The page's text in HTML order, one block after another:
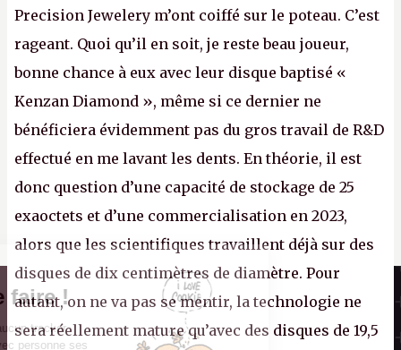
Precision Jewelery m’ont coiffé sur le poteau. C’est
rageant. Quoi qu’il en soit, je reste beau joueur,
bonne chance à eux avec leur disque baptisé «
Kenzan Diamond », même si ce dernier ne
bénéficiera évidemment pas du gros travail de R&D
effectué en me lavant les dents. En théorie, il est
donc question d’une capacité de stockage de 25
exaoctets et d’une commercialisation en 2023,
alors que les scientifiques travaillent déjà sur des
disques de dix centimètres de diamètre. Pour
autant, on ne va pas se mentir, la technologie ne
sera réellement mature qu’avec des disques de 19,5
Kiosque numérique
Boutique
Il n'y a pas de
Cookie à se faire !
Ce site n'a recours à aucun tracker
externe, ne partage avec personne ses